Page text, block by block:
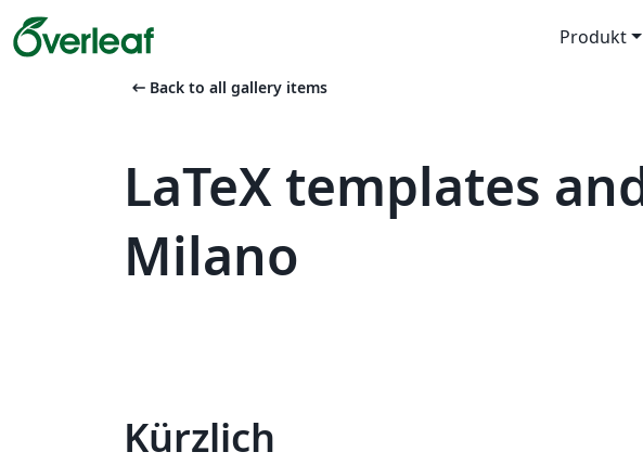
Produkt
arrow_left_alt Back to all gallery items
LaTeX templates
Milano
Kürzlich